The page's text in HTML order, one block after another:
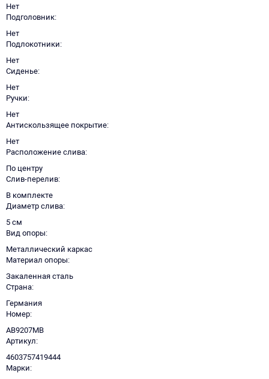
Нет
Подголовник
Нет
Подлокотники
Нет
Сиденье
Нет
Ручки
Нет
Антискользящее покрытие
Нет
Расположение слива
По центру
Слив-перелив
В комплекте
Диаметр слива
5 см
Вид опоры
Металлический каркас
Материал опоры
Закаленная сталь
Страна
Германия
Номер
AB9207MB
Артикул
4603757419444
Марки